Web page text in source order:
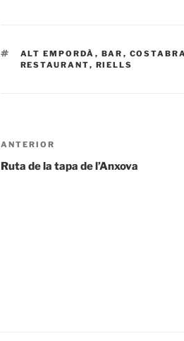
ETIQUETAS
ALT EMPORDÀ , BAR ,
RESTAURANT, RIELLS
Navegación
de
Entrada
anterior:
ANTERIOR
Ruta de la tapa de l’Anxova